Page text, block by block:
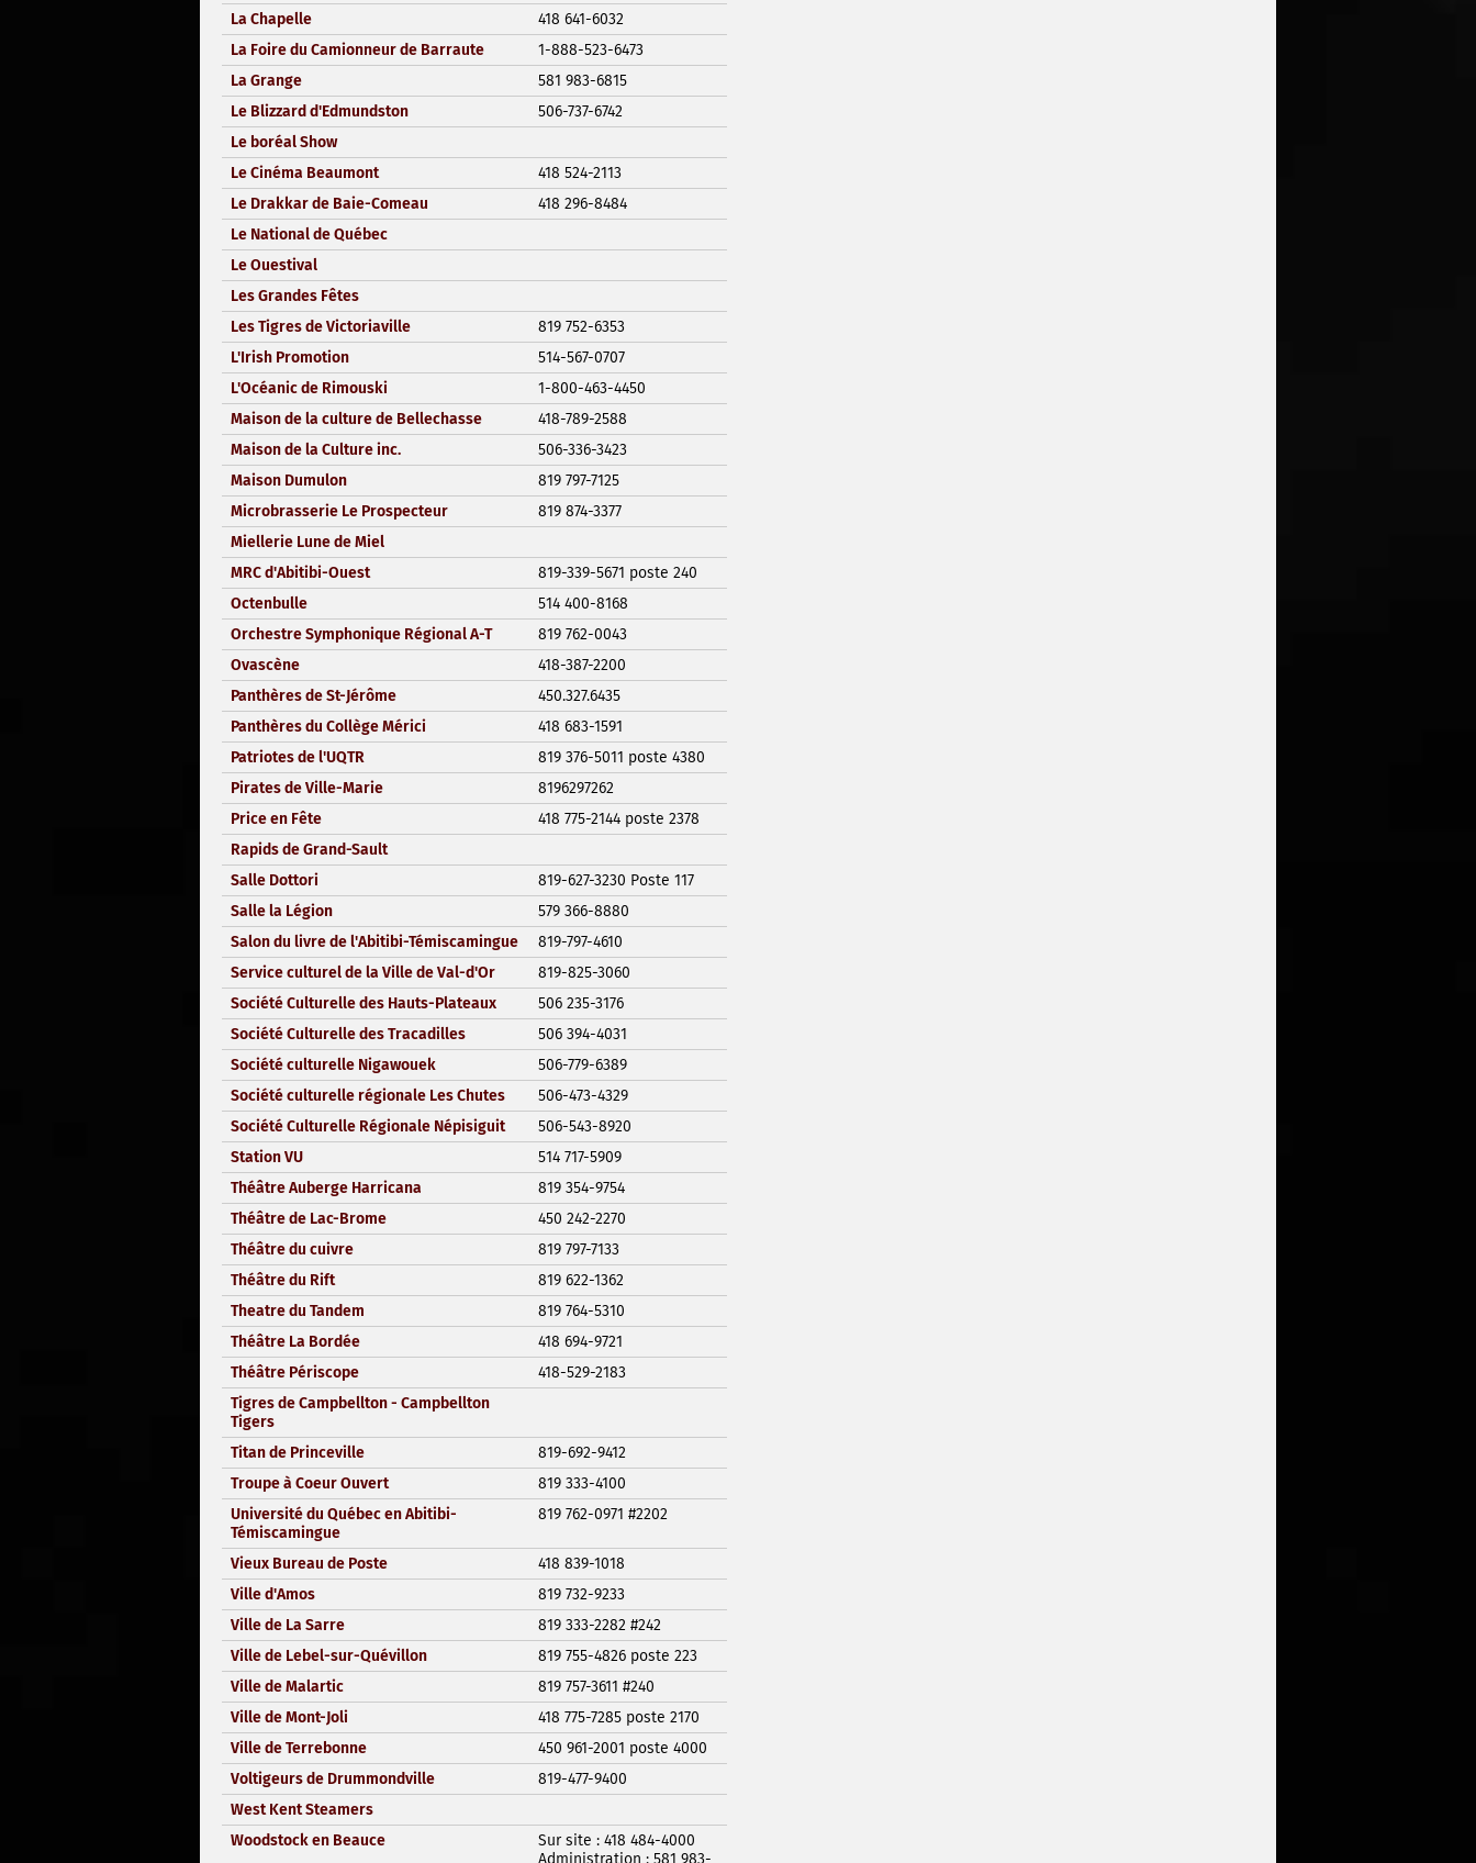
La Chapelle
418 641-6032
La Foire du Camionneur de Barraute
1-888-523-6473
La Grange
581 983-6815
Le Blizzard d'Edmundston
506-737-6742
Le boréal Show
Le Cinéma Beaumont
418 524-2113
Le Drakkar de Baie-Comeau
418 296-8484
Le National de Québec
Le Ouestival
Les Grandes Fêtes
Les Tigres de Victoriaville
819 752-6353
L'Irish Promotion
514-567-0707
L'Océanic de Rimouski
1-800-463-4450
Maison de la culture de Bellechasse
418-789-2588
Maison de la Culture inc.
506-336-3423
Maison Dumulon
819 797-7125
Microbrasserie Le Prospecteur
819 874-3377
Miellerie Lune de Miel
MRC d'Abitibi-Ouest
819-339-5671 poste 240
Octenbulle
514 400-8168
Orchestre Symphonique Régional A-T
819 762-0043
Ovascène
418-387-2200
Panthères de St-Jérôme
450.327.6435
Panthères du Collège Mérici
418 683-1591
Patriotes de l'UQTR
819 376-5011 poste 4380
Pirates de Ville-Marie
8196297262
Price en Fête
418 775-2144 poste 2378
Rapids de Grand-Sault
Salle Dottori
819-627-3230 Poste 117
Salle la Légion
579 366-8880
Salon du livre de l'Abitibi-Témiscamingue
819-797-4610
Service culturel de la Ville de Val-d'Or
819-825-3060
Société Culturelle des Hauts-Plateaux
506 235-3176
Société Culturelle des Tracadilles
506 394-4031
Société culturelle Nigawouek
506-779-6389
Société culturelle régionale Les Chutes
506-473-4329
Société Culturelle Régionale Népisiguit
506-543-8920
Station VU
514 717-5909
Théâtre Auberge Harricana
819 354-9754
Théâtre de Lac-Brome
450 242-2270
Théâtre du cuivre
819 797-7133
Théâtre du Rift
819 622-1362
Theatre du Tandem
819 764-5310
Théâtre La Bordée
418 694-9721
Théâtre Périscope
418-529-2183
Tigres de Campbellton - Campbellton
Tigers
Titan de Princeville
819-692-9412
Troupe à Coeur Ouvert
819 333-4100
Université du Québec en Abitibi-
Témiscamingue
819 762-0971 #2202
Vieux Bureau de Poste
418 839-1018
Ville d'Amos
819 732-9233
Ville de La Sarre
819 333-2282 #242
Ville de Lebel-sur-Quévillon
819 755-4826 poste 223
Ville de Malartic
819 757-3611 #240
Ville de Mont-Joli
418 775-7285 poste 2170
Ville de Terrebonne
450 961-2001 poste 4000
Voltigeurs de Drummondville
819-477-9400
West Kent Steamers
Woodstock en Beauce
Sur site : 418 484-4000
Administration : 581 983-